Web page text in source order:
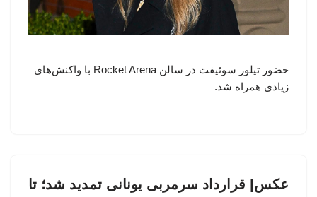
حضور تیلور سوئیفت در سالن Rocket Arena با واکنش‌های
زیادی همراه شد.
عکس| قرارداد سرمربی یونانی تمدید شد؛ تا